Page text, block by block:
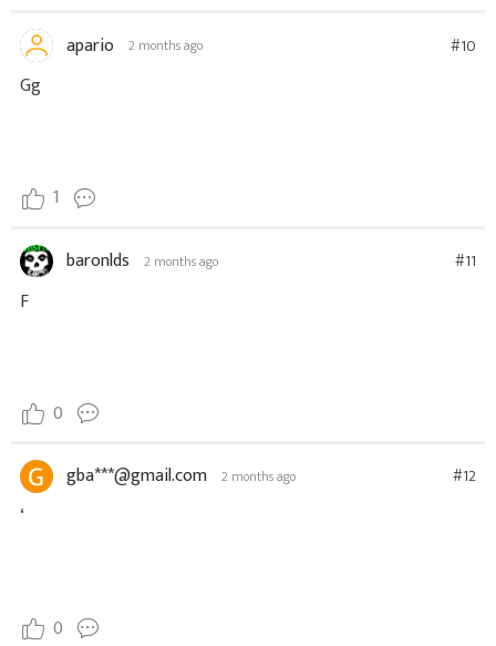
apario 2 months ago #10
Gg
1
baronlds 2 months ago #11
F
0
gba***@gmail.com 2 months ago #12
‘
0